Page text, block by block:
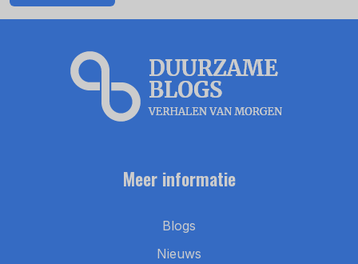
Meer informatie
Blogs
Nieuws